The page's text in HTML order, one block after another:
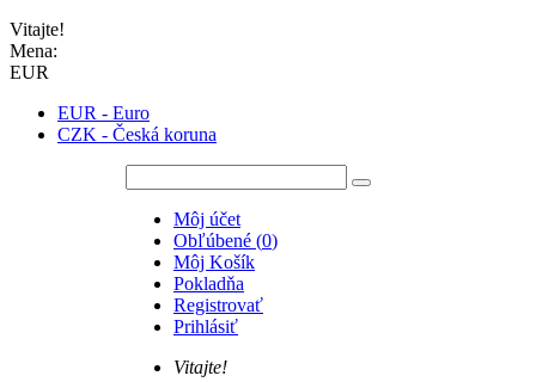
Vitajte!
Mena:
EUR
EUR - Euro
CZK - Česká koruna
Môj účet
Obľúbené (0)
Môj Košík
Pokladňa
Registrovať
Prihlásiť
Vitajte!